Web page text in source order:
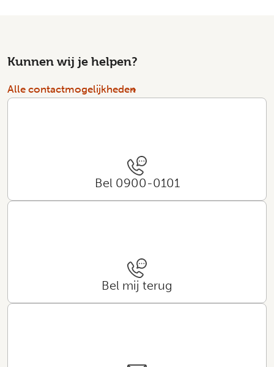
Kunnen wij je helpen?
Alle contactmogelijkheden
Bel 0900-0101
Bel mij terug